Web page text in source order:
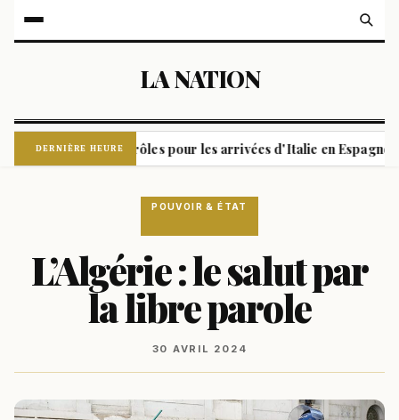
LA NATION
DERNIÈRE HEURE
et Madrid: contrôles pour les arrivées d'Italie en Espagne |
POUVOIR & ÉTAT
L’Algérie : le salut par
la libre parole
30 AVRIL 2024